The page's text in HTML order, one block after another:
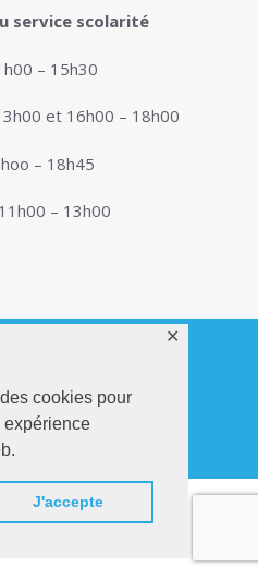
cookies pour
expérience
J'accepte
✕
service scolarité
– 15h30
et 16h00 – 18h00
– 18h45
– 13h00
de Musique, Danse et
droits réservés - Site
par